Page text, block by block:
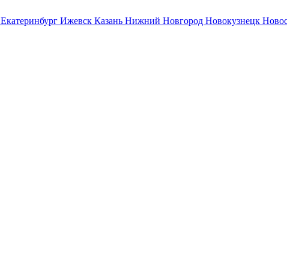
Екатеринбург Ижевск Казань Нижний Новгород Новокузнецк